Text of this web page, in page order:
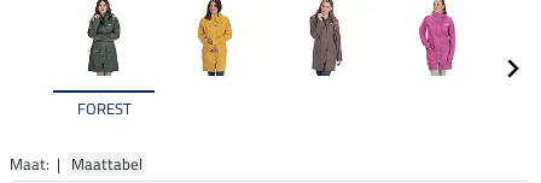
FOREST
Maat: | Maattabel